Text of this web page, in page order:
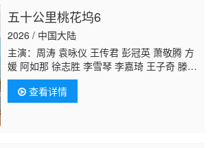
五十公里桃花坞6
2026 / 中国大陆
主演：周涛 袁咏仪 王传君 彭冠英 萧敬腾 方
媛 阿如那 徐志胜 李雪琴 李嘉琦 王子奇 滕
哲徐若晗欧阳娜娜 陈鑫海 庾恩利 贺峻霖
查看详情